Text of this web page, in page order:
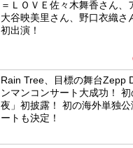
＝ＬＯＶＥ佐々木舞香さん、
大谷映美里さん、野口衣織さ
初出演！
Rain Tree、目標の舞台Zepp
ンマンコンサート大成功！
夜」初披露！ 初の海外単独
ートも決定！